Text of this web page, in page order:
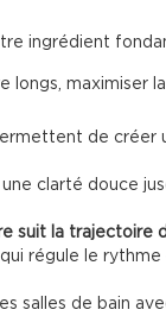
ingrédient
longs, maximiser
de créer
clarté douce
suit la trajectoire
régule le rythme
salles de bain